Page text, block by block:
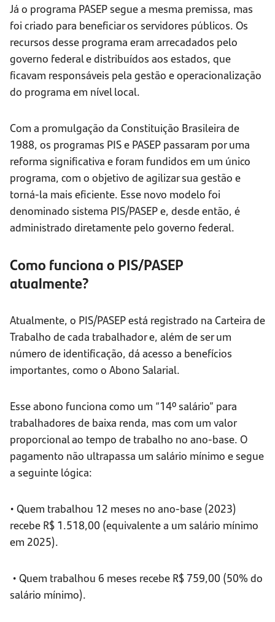
Já o programa PASEP segue a mesma premissa, mas
foi criado para beneficiar os servidores públicos. Os
recursos desse programa eram arrecadados pelo
governo federal e distribuídos aos estados, que
ficavam responsáveis pela gestão e operacionalização
do programa em nível local.
Com a promulgação da Constituição Brasileira de
1988, os programas PIS e PASEP passaram por uma
reforma significativa e foram fundidos em um único
programa, com o objetivo de agilizar sua gestão e
torná-la mais eficiente. Esse novo modelo foi
denominado sistema PIS/PASEP e, desde então, é
administrado diretamente pelo governo federal.
Como funciona o PIS/PASEP
atualmente?
Atualmente, o PIS/PASEP está registrado na Carteira de
Trabalho de cada trabalhador e, além de ser um
número de identificação, dá acesso a benefícios
importantes, como o Abono Salarial.
Esse abono funciona como um “14º salário” para
trabalhadores de baixa renda, mas com um valor
proporcional ao tempo de trabalho no ano-base. O
pagamento não ultrapassa um salário mínimo e segue
a seguinte lógica:
• Quem trabalhou 12 meses no ano-base (2023)
recebe R$ 1.518,00 (equivalente a um salário mínimo
em 2025).
• Quem trabalhou 6 meses recebe R$ 759,00 (50% do
salário mínimo).